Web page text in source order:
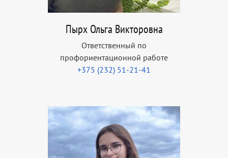
Пырх Ольга Викторовна
Ответственный по
профориентационной работе
+375 (232) 51-21-41